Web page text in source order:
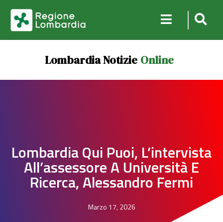
Lombardia Notizie Online
Lombardia Qui Puoi, L’intervista
All’assessore A Università E
Ricerca, Alessandro Fermi
Marzo 17, 2026